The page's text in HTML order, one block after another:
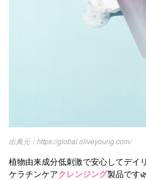
https://global.oliveyoung.com/
植物由来成分低刺激で安心してデイ
ケラチンケアクレンジング製品です